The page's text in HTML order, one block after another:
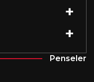
Penseler